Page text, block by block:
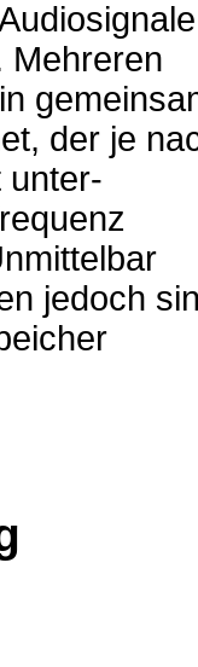
Mehreren
der je
unter­
jedoch